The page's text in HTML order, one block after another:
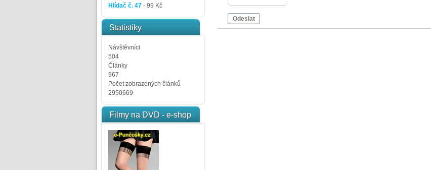
Hlídač č. 47- 99 Kč
Statistiky
Návštěvníci
504
Články
967
Počet zobrazených článků
2950669
Filmy na DVD - e-shop
Odeslat